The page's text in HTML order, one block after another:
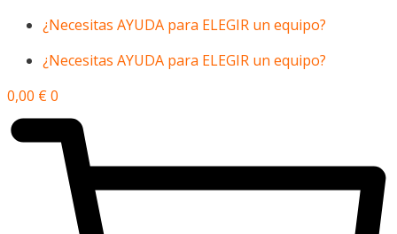
¿Necesitas AYUDA para ELEGIR un equipo?
¿Necesitas AYUDA para ELEGIR un equipo?
0,00 €0